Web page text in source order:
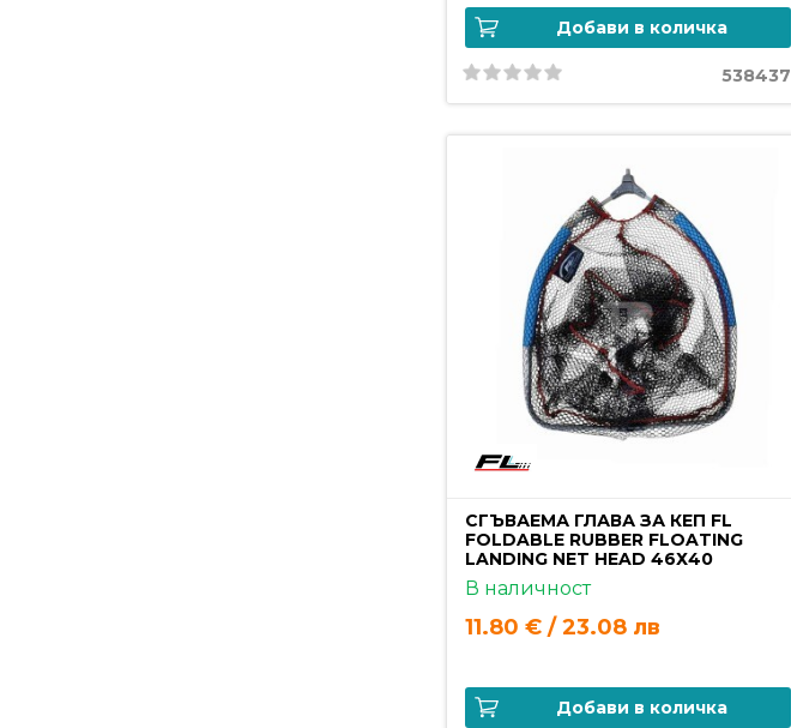
Добави в количка
538437
СГЪВАЕМА ГЛАВА ЗА КЕП FL
FOLDABLE RUBBER FLOATING
LANDING NET HEAD 46Х40
В наличност
11.80 € / 23.08 лв
Добави в количка